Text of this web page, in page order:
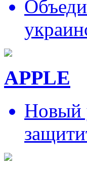
APPLE
Новый